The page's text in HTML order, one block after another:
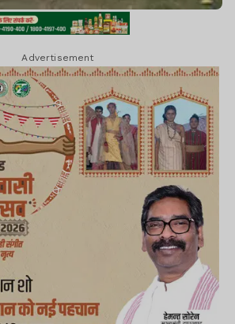
Advertisement